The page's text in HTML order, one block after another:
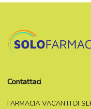
Contattaci
FARMACIA VACANTI DI